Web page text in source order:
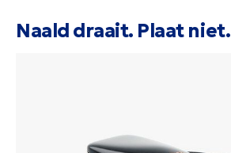
Naald draait. Plaat niet.